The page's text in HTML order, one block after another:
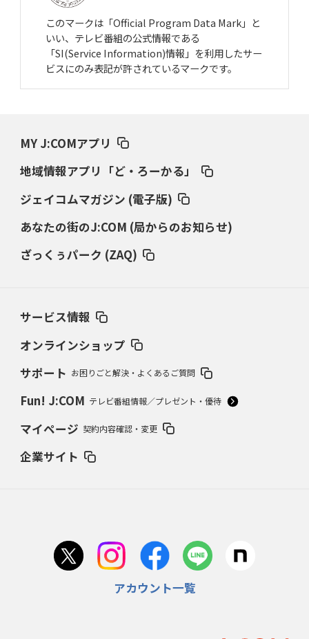
このマークは「Official Program Data Mark」と
いい、テレビ番組の公式情報である
「SI(Service Information)情報」を利用したサー
ビスにのみ表記が許されているマークです。
MY J:COMアプリ
地域情報アプリ「ど・ろーかる」
ジェイコムマガジン (電子版)
あなたの街のJ:COM (局からのお知らせ)
ざっくぅパーク (ZAQ)
サービス情報
オンラインショップ
サポート お困りごと解決・よくあるご質問
Fun! J:COM テレビ番組情報／プレゼント・優待
マイページ 契約内容確認・変更
企業サイト
アカウント一覧